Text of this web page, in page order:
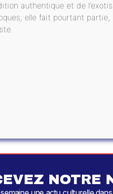
authentique et de
elle fait pourtant partie,
NOTRE